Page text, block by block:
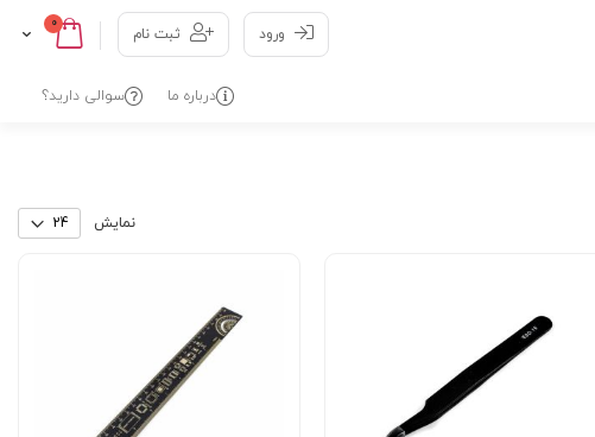
Cart0 عدد
Skip
to
ورود ثبت نام
سوالی دارید؟ درباره ما
نمایش